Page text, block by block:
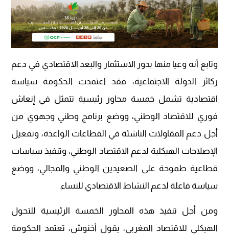
وتابع أنه وعيا منها بدور الاستثمار والبعد الاقتصادي في دعم
ركائز الدولة الاجتماعية، فقد اعتمدت الحكومة سياسة
اقتصادية تشمل خمسة محاور رئيسية تتمثل في إنعاش
فوري للاقتصاد الوطني، ووضع برنامج وطني وجهوي من
أجل دعم المقاولات الناشئة في القطاعات الواعدة، وتفعيل
الإصلاحات الهيكلية لدعم الاقتصاد الوطني، وتنفيذ سياسات
قطاعية طموحة على الصعيدين الوطني والمجالي، ووضع
سياسة فاعلة لدعم النشاط الاقتصادي للنساء.
ومن أجل تنفيذ هذه المحاور الخمسة الرئيسية للتحول
الهيكلي للاقتصاد المغربي، يقول أخنوش، تعتمد الحكومة